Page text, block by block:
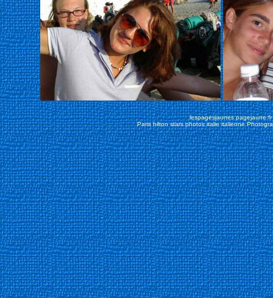
lespagesjaunes
Paris hilton stars photos italie italienne